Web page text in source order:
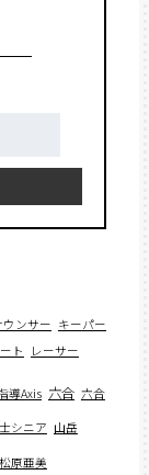
ウンサー キーパー
ト レーサー
導Axis 六合 六合
シニア 山岳
松原亜美